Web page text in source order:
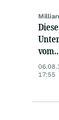
Diese
vom
17:55